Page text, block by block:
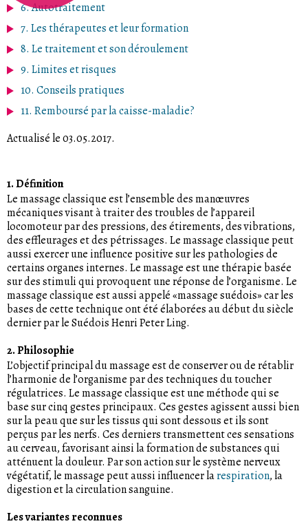
6. Autotraitement
7. Les thérapeutes et leur formation
8. Le traitement et son déroulement
9. Limites et risques
10. Conseils pratiques
11. Remboursé par la caisse-maladie?
Actualisé le 03.05.2017.
1. Définition
Le massage classique est l’ensemble des manœuvres
mécaniques visant à traiter des troubles de l’appareil
locomoteur par des pressions, des étirements, des vibrations,
des effleurages et des pétrissages. Le massage classique peut
aussi exercer une influence positive sur les pathologies de
certains organes internes. Le massage est une thérapie basée
sur des stimuli qui provoquent une réponse de l’organisme. Le
massage classique est aussi appelé «massage suédois» car les
bases de cette technique ont été élaborées au début du siècle
dernier par le Suédois Henri Peter Ling.
2. Philosophie
L’objectif principal du massage est de conserver ou de rétablir
l’harmonie de l’organisme par des techniques du toucher
régulatrices. Le massage classique est une méthode qui se
base sur cinq gestes principaux. Ces gestes agissent aussi bien
sur la peau que sur les tissus qui sont dessous et ils sont
perçus par les nerfs. Ces derniers transmettent ces sensations
au cerveau, favorisant ainsi la formation de substances qui
atténuent la douleur. Par son action sur le système nerveux
végétatif, le massage peut aussi influencer larespiration, la
digestion et la circulation sanguine.
Les variantes reconnues